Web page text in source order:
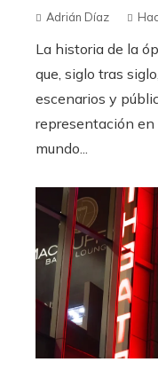
Adrián Díaz
La historia de la
que, siglo tras
escenarios y
representación
mundo...